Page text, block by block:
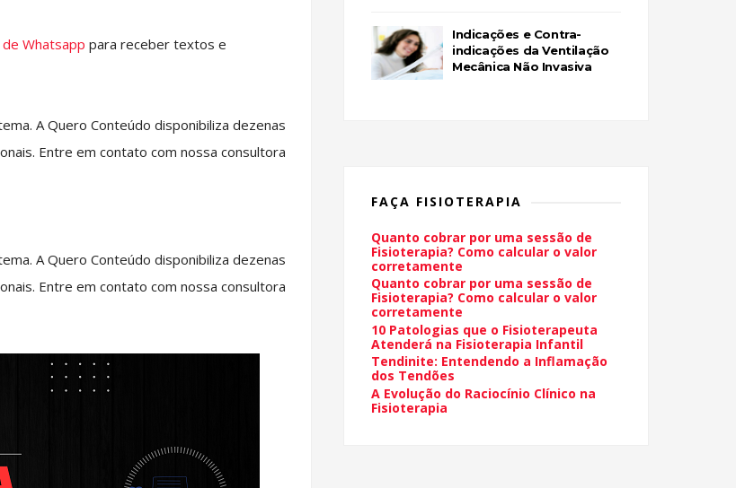
Whatsapp para receber textos e
A Quero Conteúdo disponibiliza dezenas
Entre em contato com nossa consultora
A Quero Conteúdo disponibiliza dezenas
Entre em contato com nossa consultora
Indicações e Contra-
indicações da Ventilação
Mecânica Não Invasiva
FAÇA FISIOTERAPIA
Quanto cobrar por uma sessão de
Fisioterapia? Como calcular o valor
corretamente
Quanto cobrar por uma sessão de
Fisioterapia? Como calcular o valor
corretamente
10 Patologias que o Fisioterapeuta
Atenderá na Fisioterapia Infantil
Tendinite: Entendendo a Inflamação
dos Tendões
A Evolução do Raciocínio Clínico na
Fisioterapia